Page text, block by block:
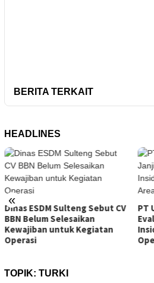
BERITA TERKAIT
HEADLINES
«
CV
PT UKK Sampaikan Duka, Janji
Evaluasi Sistem K3 Usai
Insiden Karyawan di Area
Operasional
TOPIK: TURKI